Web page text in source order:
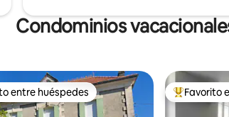
Condominios
huéspedes preferido
entre huéspedes Favorito
Favorito